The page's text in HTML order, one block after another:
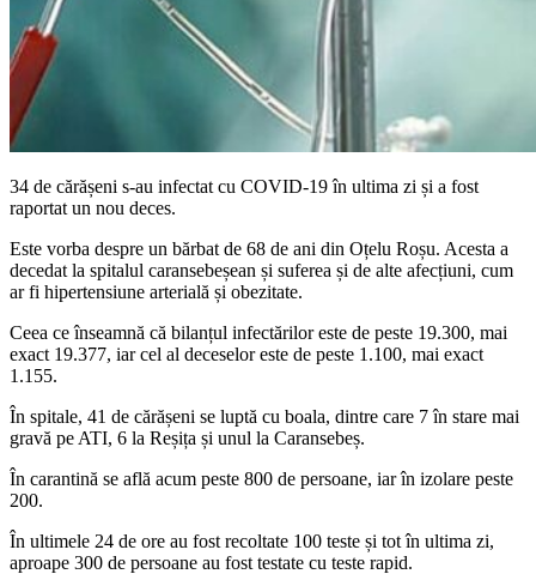
34 de cărășeni s-au infectat cu COVID-19 în ultima zi și a fost
raportat un nou deces.
Este vorba despre un bărbat de 68 de ani din Oțelu Roșu. Acesta a
decedat la spitalul caransebeșean și suferea și de alte afecțiuni, cum
ar fi hipertensiune arterială și obezitate.
Ceea ce înseamnă că bilanțul infectărilor este de peste 19.300, mai
exact 19.377, iar cel al deceselor este de peste 1.100, mai exact
1.155.
În spitale, 41 de cărășeni se luptă cu boala, dintre care 7 în stare mai
gravă pe ATI, 6 la Reșița și unul la Caransebeș.
În carantină se află acum peste 800 de persoane, iar în izolare peste
200.
În ultimele 24 de ore au fost recoltate 100 teste și tot în ultima zi,
aproape 300 de persoane au fost testate cu teste rapid.